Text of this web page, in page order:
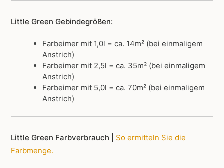
Little Green Gebindegrößen:
Farbeimer mit 1,0l = ca. 14m² (bei einmaligem
Anstrich)
Farbeimer mit 2,5l = ca. 35m² (bei einmaligem
Anstrich)
Farbeimer mit 5,0l = ca. 70m² (bei einmaligem
Anstrich)
Little Green Farbverbrauch |
So ermitteln Sie die
Farbmenge.